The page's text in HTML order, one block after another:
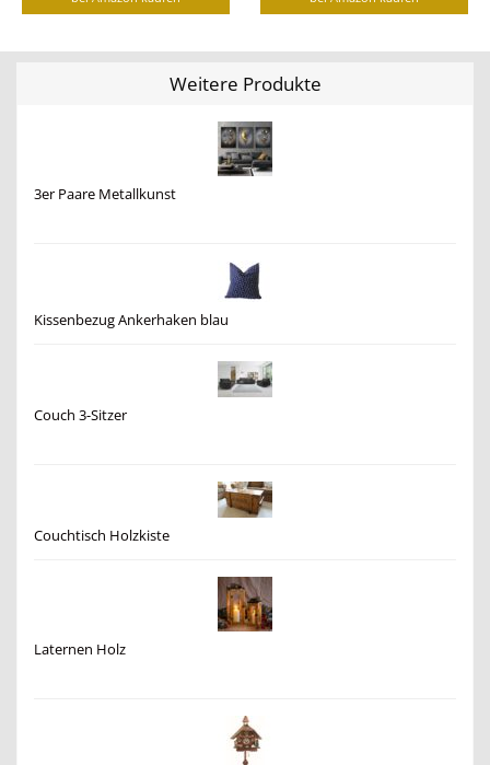
Weitere Produkte
3er Paare Metallkunst
Kissenbezug Ankerhaken blau
Couch 3-Sitzer
Couchtisch Holzkiste
Laternen Holz